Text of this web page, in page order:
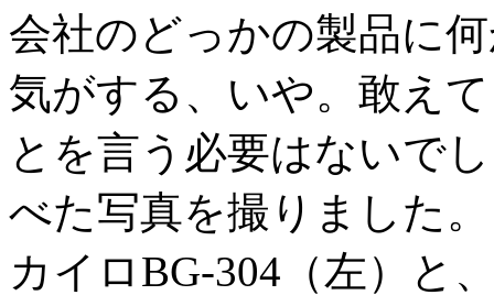
会社のどっかの製品に
気がする、いや。敢え
とを言う必要はないで
べた写真を撮りました
カイロBG-304（左）と